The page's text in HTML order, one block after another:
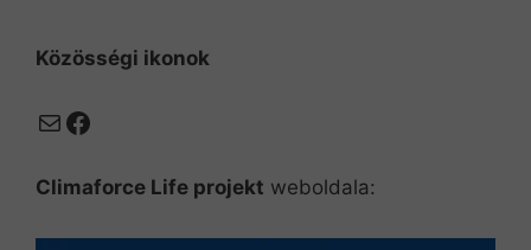
Közösségi ikonok
MailFacebook
Climaforce Life projekt weboldala: